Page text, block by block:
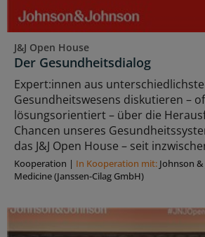
J&J Open House
Der Gesundheitsdialog
Expert:innen aus
Gesundheitswesens diskutieren –
lösungsorientiert – über die
Chancen unseres
das J&J Open House – seit
Kooperation | In Kooperation mit: Johnson
Medicine (Janssen-Cilag GmbH)